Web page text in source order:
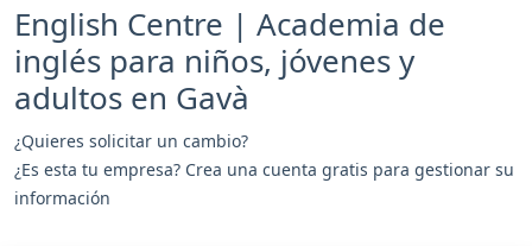
English Centre | Academia de
inglés para niños, jóvenes y
adultos en Gavà
¿Quieres solicitar un cambio?
¿Es esta tu empresa? Crea una cuenta gratis para gestionar su
información